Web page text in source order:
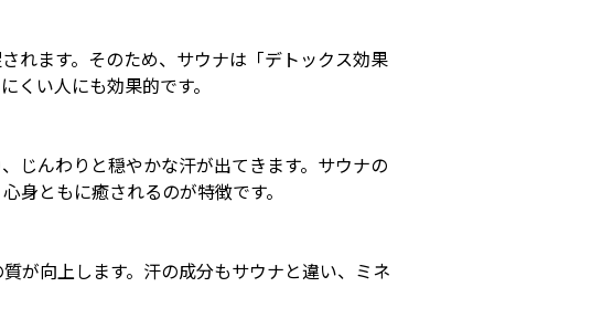
れます。そのため、サウナは「デトックス効果
くい人にも効果的です。
じんわりと穏やかな汗が出てきます。サウナの
身ともに癒されるのが特徴です。
が向上します。汗の成分もサウナと違い、ミネ